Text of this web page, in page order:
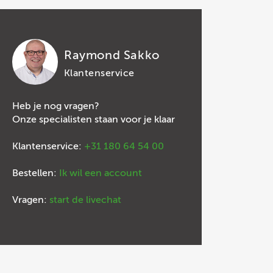
Raymond Sakko
Klantenservice
Heb je nog vragen?
Onze specialisten staan voor je klaar
Klantenservice: +31 180 64 54 00
Bestellen: Ik wil een account
Vragen: start de livechat